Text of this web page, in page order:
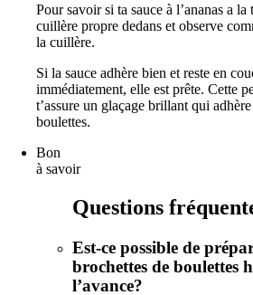
Pour savoir si ta sauce à l’ananas a
cuillère propre dedans et observe
la cuillère.
Si la sauce adhère bien et reste en
immédiatement, elle est prête. Cette
t’assure un glaçage brillant qui
boulettes.
Bon
à savoir
Questions
Est-ce possible de
brochettes de boulettes
l’avance?